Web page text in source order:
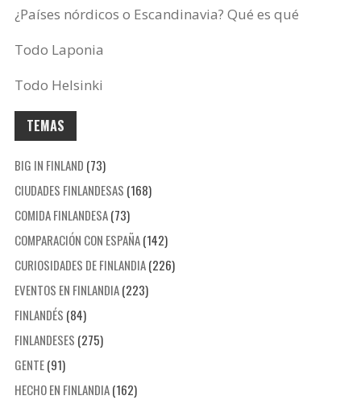
¿Países nórdicos o Escandinavia? Qué es qué
Todo Laponia
Todo Helsinki
TEMAS
BIG IN FINLAND (73)
CIUDADES FINLANDESAS (168)
COMIDA FINLANDESA(73)
COMPARACIÓN CON ESPAÑA(142)
CURIOSIDADES DE FINLANDIA(226)
EVENTOS EN FINLANDIA(223)
FINLANDÉS (84)
FINLANDESES (275)
GENTE(91)
HECHO EN FINLANDIA(162)